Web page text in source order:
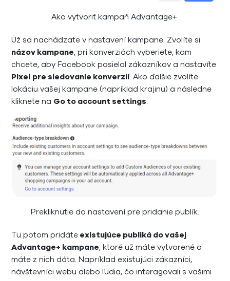
Ako vytvoriť kampaň Advantage+.
Už sa nachádzate v nastavení kampane. Zvolíte si
názov kampane, pri konverziách vyberiete, kam
chcete, aby Facebook posielal zákazníkov a nastavíte
Pixel pre sledovanie konverzií. Ako ďalšie zvolíte
lokáciu vašej kampane (napríklad krajinu) a následne
kliknete na Go to account settings.
Prekliknutie do nastavení pre pridanie publík.
Tu potom pridáte existujúce publiká do vašej
Advantage+ kampane, ktoré už máte vytvorené a
máte z nich dáta. Napríklad existujúci zákazníci,
návštevníci webu alebo ľudia, čo interagovali s vašimi